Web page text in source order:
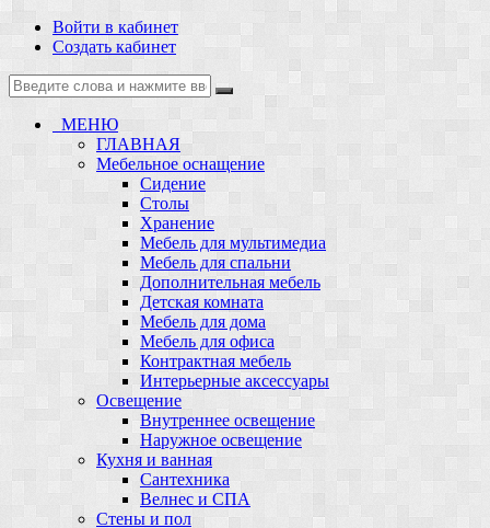
Войти в кабинет
Создать кабинет
МЕНЮ
ГЛАВНАЯ
Мебельное оснащение
Сидение
Столы
Хранение
Мебель для мультимедиа
Мебель для спальни
Дополнительная мебель
Детская комната
Мебель для дома
Мебель для офиса
Контрактная мебель
Интерьерные аксессуары
Освещение
Внутреннее освещение
Наружное освещение
Кухня и ванная
Сантехника
Велнес и СПА
Стены и пол